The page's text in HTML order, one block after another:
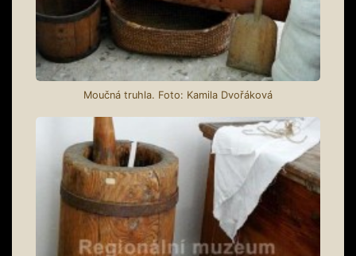
Moučná truhla. Foto: Kamila Dvořáková